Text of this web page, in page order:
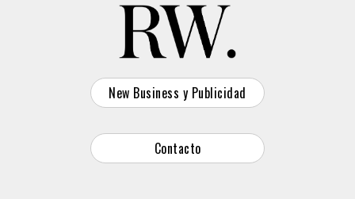
New Business y Publicidad
Contacto